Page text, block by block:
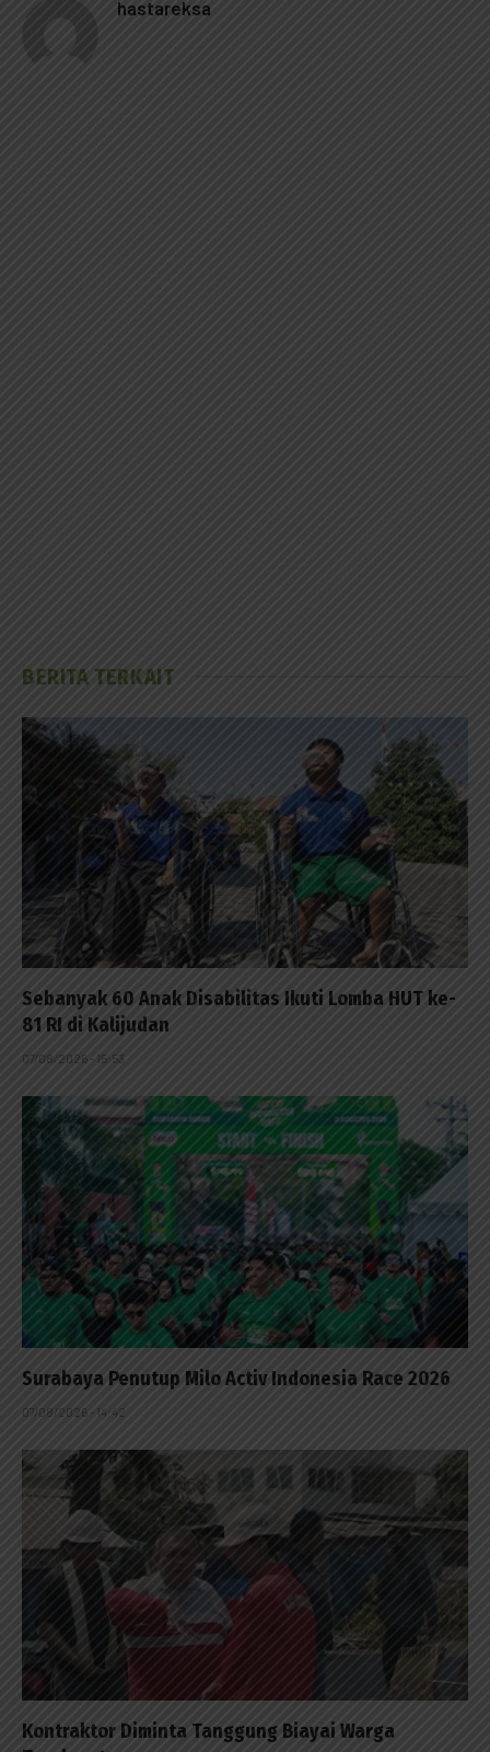
hastareksa
BERITA TERKAIT
Sebanyak 60 Anak Disabilitas Ikuti Lomba HUT ke-
81 RI di Kalijudan
07/08/2026 - 15:53
Surabaya Penutup Milo Activ Indonesia Race 2026
07/08/2026 - 14:42
Kontraktor Diminta Tanggung Biayai Warga